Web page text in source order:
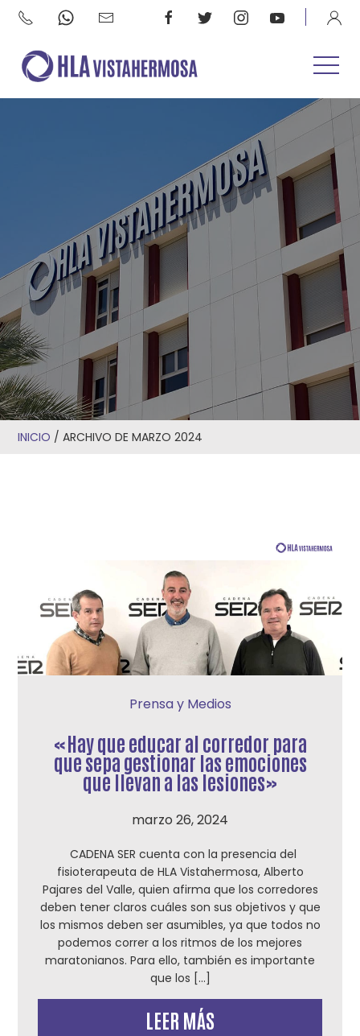
INICIO /ARCHIVO DE MARZO 2024
Prensa y Medios
«Hay que educar al corredor para
que sepa gestionar las emociones
que llevan a las lesiones»
marzo 26, 2024
CADENA SER cuenta con la presencia del
fisioterapeuta de HLA Vistahermosa, Alberto
Pajares del Valle, quien afirma que los corredores
deben tener claros cuáles son sus objetivos y que
los mismos deben ser asumibles, ya que todos no
podemos correr a los ritmos de los mejores
maratonianos. Para ello, también es importante
que los […]
LEER MÁS